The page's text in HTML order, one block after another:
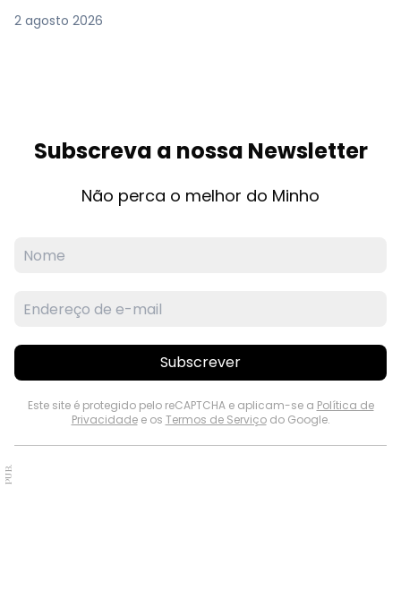
2 agosto 2026
Subscreva a nossa Newsletter
Não perca o melhor do Minho
Subscrever
Este site é protegido pelo reCAPTCHA e aplicam-se a Política de
Privacidadee os Termos de Serviçodo Google.
PUB.